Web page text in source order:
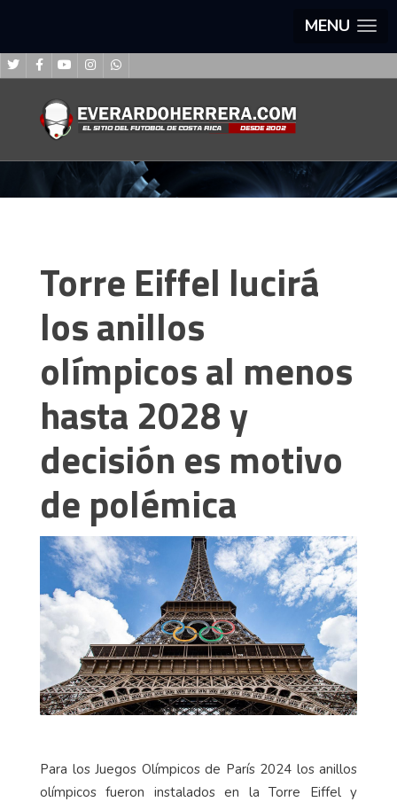
MENU
Torre Eiffel lucirá
los anillos
olímpicos al menos
hasta 2028 y
decisión es motivo
de polémica
Para los Juegos Olímpicos de París 2024 los anillos
olímpicos fueron instalados en la Torre Eiffel y